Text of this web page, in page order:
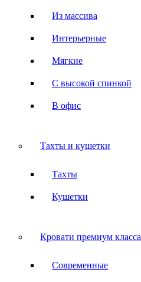
Из массива
Интерьерные
Мягкие
С высокой спинкой
В офис
Тахты и кушетки
Тахты
Кушетки
Кровати премиум класса
Современные